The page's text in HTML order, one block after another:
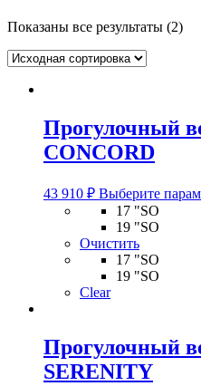
Показаны все результаты (2)
Прогулочный
CONCORD
43 910 ₽ Выберите
17 "SO
19 "SO
Очистить
17 "SO
19 "SO
Clear
Прогулочный
SERENITY